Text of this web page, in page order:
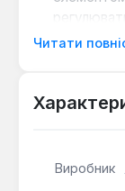
Міцність
Читати
Виробник